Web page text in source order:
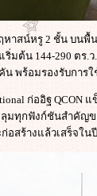
หาสน์หรู 2 ชั้น บนพื้
ต้น 144-290 ตร.
พร้อมรองรับการ
ก่ออิฐ QCON แ
มทุกฟังก์ชันสำคั
อสร้างแล้วเสร็จใน